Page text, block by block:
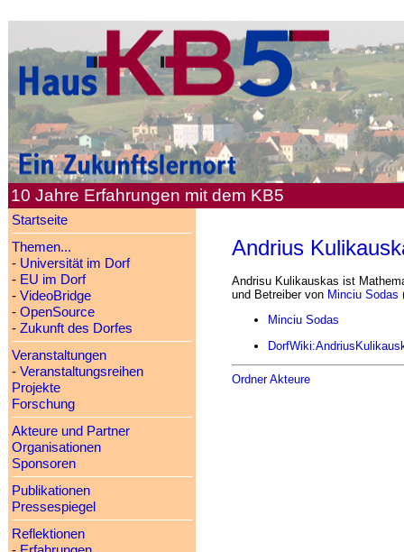
10 Jahre Erfahrungen mit dem KB5
Startseite
Themen...
- Universität im Dorf
- EU im Dorf
- VideoBridge
- OpenSource
- Zukunft des Dorfes
Veranstaltungen
- Veranstaltungsreihen
Projekte
Forschung
Akteure und Partner
Organisationen
Sponsoren
Publikationen
Pressespiegel
Reflektionen
Andrius
Andrisu Kulikauskas ist
und Betreiber von Minciu Sodas
Minciu Sodas
Ordner Akteure